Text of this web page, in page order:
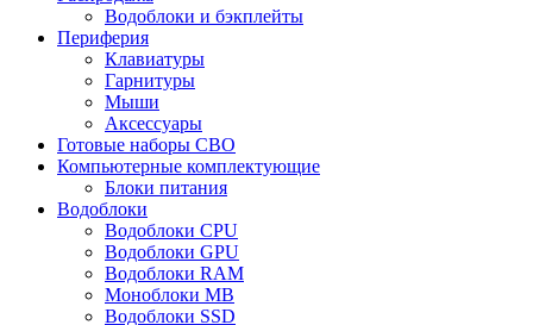
Водоблоки и бэкплейты
Периферия
Клавиатуры
Гарнитуры
Мыши
Аксессуары
Готовые наборы СВО
Компьютерные комплектующие
Блоки питания
Водоблоки
Водоблоки CPU
Водоблоки GPU
Водоблоки RAM
Моноблоки MB
Водоблоки SSD